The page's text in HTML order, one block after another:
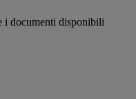
i documenti disponibili